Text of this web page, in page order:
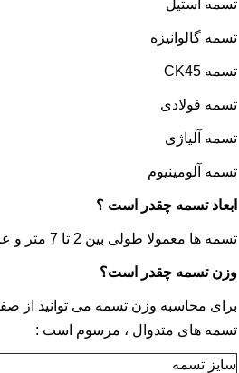
تسمه استیل
تسمه گالوانیزه
تسمه CK45
تسمه فولادی
تسمه آلیاژی
تسمه آلومینیوم
ابعاد تسمه چقدر است ؟
تسمه ها معمولا طولی بین 2 تا 7 متر و عرضی بین 1 تا 100 سانتی متر دارند.
وزن تسمه چقدر است؟
برای محاسبه وزن تسمه می توانید از
تسمه های متدوال ، مرسوم است :
سایز تسمه